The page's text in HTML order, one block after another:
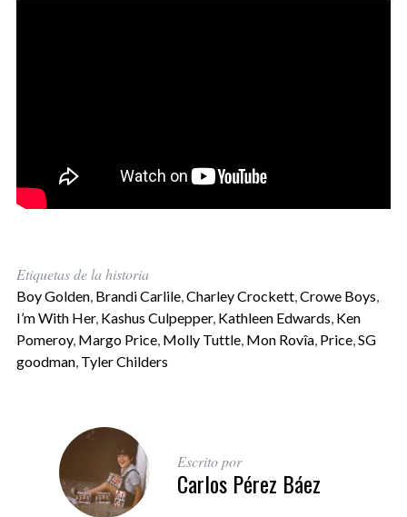
Etiquetas de la historia
Boy Golden, Brandi Carlile,Charley Crockett,Crowe Boys,
I’m With Her, Kashus Culpepper, Kathleen Edwards, Ken
Pomeroy, Margo Price, Molly Tuttle, Mon Rovîa, Price,SG
goodman, Tyler Childers
Escrito por
Carlos Pérez Báez